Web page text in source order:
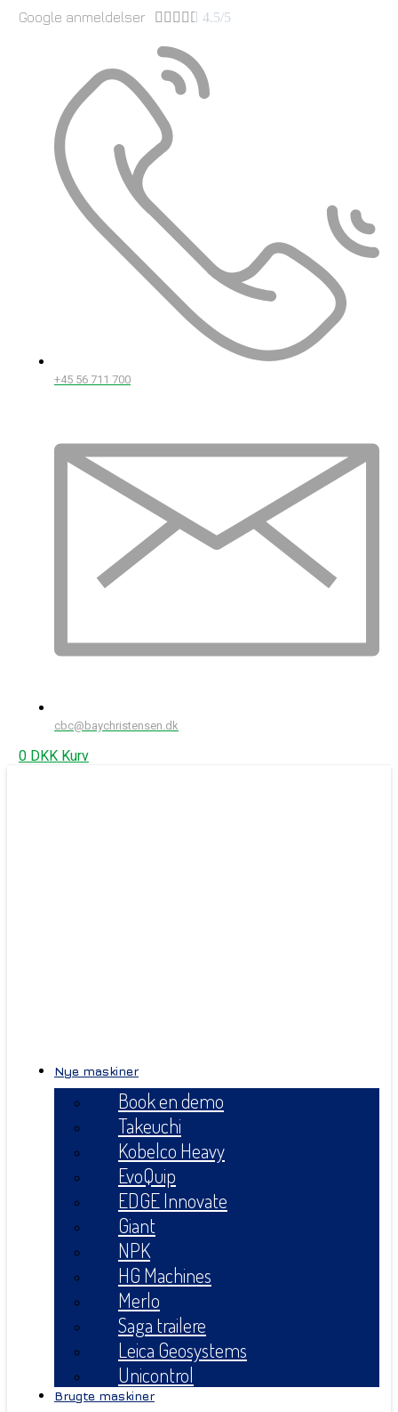
Google anmeldelser      4.5/5
+45 56 711 700
cbc@baychristensen.dk
0 DKK Kurv
Nye maskiner
Book en demo
Takeuchi
Kobelco Heavy
EvoQuip
EDGE Innovate
Giant
NPK
HG Machines
Merlo
Saga trailere
Leica Geosystems
Unicontrol
Brugte maskiner